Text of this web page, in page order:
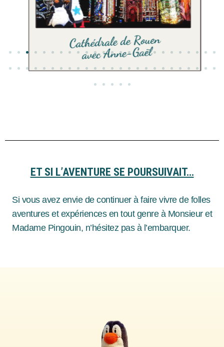
ET SI L’AVENTURE SE POURSUIVAIT…
Si vous avez envie de continuer à faire vivre de folles
aventures et expériences en tout genre à Monsieur et
Madame Pingouin, n’hésitez pas à l’embarquer.